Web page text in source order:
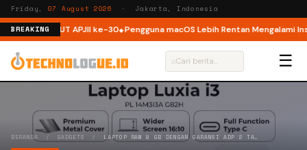
Friday, 07 August 2026 · Jakarta, Indonesia
BREAKING
ISP di HUT APJII ke-30 Pengguna macOS Lebih Rentan Mengalami
⌕ ☰
BERANDA / GADGETS / LAPTOP RAM 8 GB DENGAN GARANSI ADP 2 TA…